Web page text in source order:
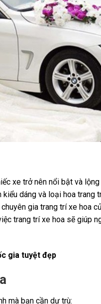
xe trở nên nổi bật và
dáng và loại hoa trang
gia trang trí xe hoa
trang trí xe hoa sẽ giúp
gia tuyệt đẹp
mà bạn cần dự trù: